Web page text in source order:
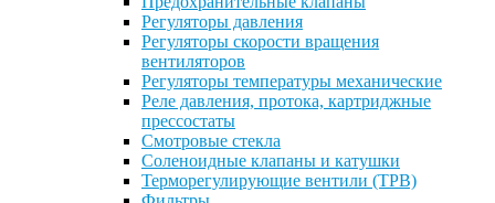
Регуляторы давления
Регуляторы скорости вращения
вентиляторов
Регуляторы температуры механические
Реле давления, протока, картриджные
прессостаты
Смотровые стекла
Соленоидные клапаны и катушки
Терморегулирующие вентили (ТРВ)